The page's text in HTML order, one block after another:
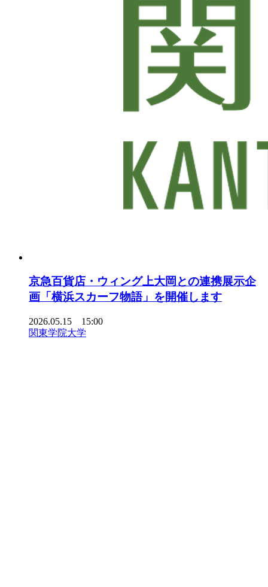
京急百貨店・ウィング上大岡との連携展示企
画「横浜スカーフ物語」を開催します
2026.05.15 15:00
関東学院大学